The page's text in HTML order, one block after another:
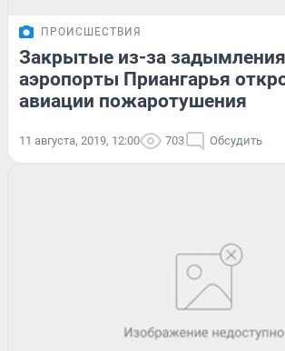
ПРОИСШЕСТВИЯ
Закрытые из-за
аэропорты Приангарья
авиации пожаротушения
11 августа, 2019, 12:00 703 Обсудить